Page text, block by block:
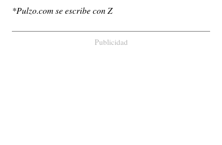
*Pulzo.com se escribe con Z
Publicidad